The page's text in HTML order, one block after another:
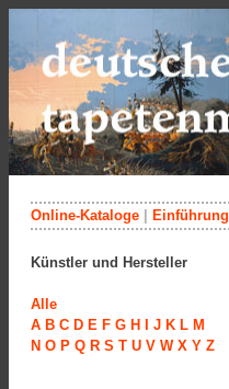
Online-Kataloge Einführung
Künstler und Hersteller
Alle
A B C D E F G H J K L M
N O P Q R S T U V W X Y Z